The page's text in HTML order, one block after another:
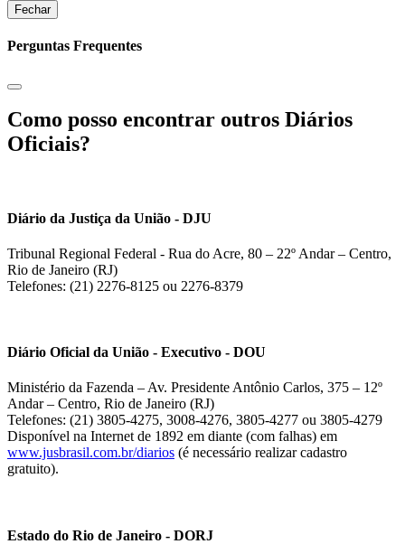
Fechar
Perguntas Frequentes
Como posso encontrar outros Diários
Oficiais?
Diário da Justiça da União - DJU
Tribunal Regional Federal - Rua do Acre, 80 – 22º Andar – Centro,
Rio de Janeiro (RJ)
Telefones: (21) 2276-8125 ou 2276-8379
Diário Oficial da União - Executivo - DOU
Ministério da Fazenda – Av. Presidente Antônio Carlos, 375 – 12º
Andar – Centro, Rio de Janeiro (RJ)
Telefones: (21) 3805-4275, 3008-4276, 3805-4277 ou 3805-4279
Disponível na Internet de 1892 em diante (com falhas) em
www.jusbrasil.com.br/diarios (é necessário realizar cadastro
gratuito).
Estado do Rio de Janeiro - DORJ